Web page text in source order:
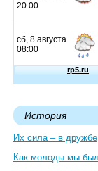
История
Их сила – в дружбе
Как молоды мы